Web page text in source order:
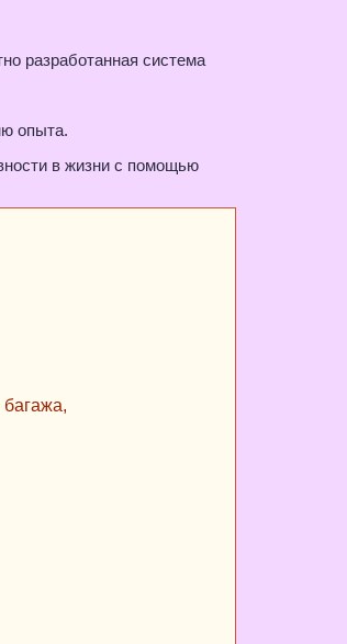
разработанная система
опыта.
в жизни с помощью